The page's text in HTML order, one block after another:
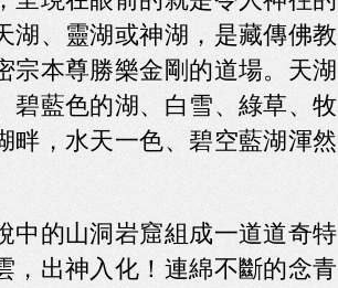
湖、靈湖或神湖，是藏傳佛教
宗本尊勝樂金剛的道場。天湖
碧藍色的湖、白雪、綠草、牧
畔，水天一色、碧空藍湖渾然
中的山洞岩窟組成一道道奇特
，出神入化！連綿不斷的念青